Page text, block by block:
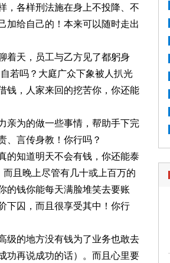
，各样刑法施在身上不投降、不
加给自己的！本来可以随时走出
着天，员工与乙方见了都躬身
若吗？大庭广众下象被人扒光
钱，人家来回的挖苦你，你还能
亲为的做一些事情，帮助手下完
、言传身教！你行吗？
的知道明天不会有钱，你还能泰
且晚上尽管有几十或上百万的
的钱你能每天满脸堆笑去要账
下囚，而且很享受其中！你行
级的地方没有钱为了业务也敢去
功再说成功的话）。而且心里要